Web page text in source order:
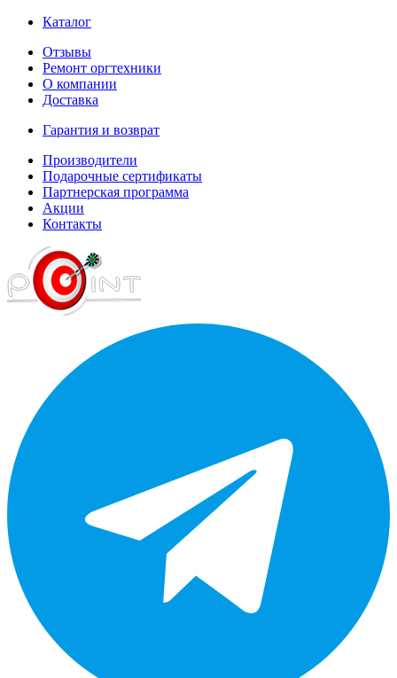
Каталог
Отзывы
Ремонт оргтехники
О компании
Доставка
Гарантия и возврат
Производители
Подарочные сертификаты
Партнерская программа
Акции
Контакты